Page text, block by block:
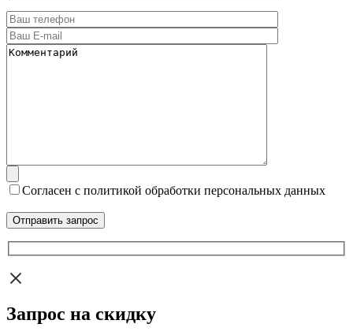
Согласен с политикой обработки персональных данных
Запрос на скидку